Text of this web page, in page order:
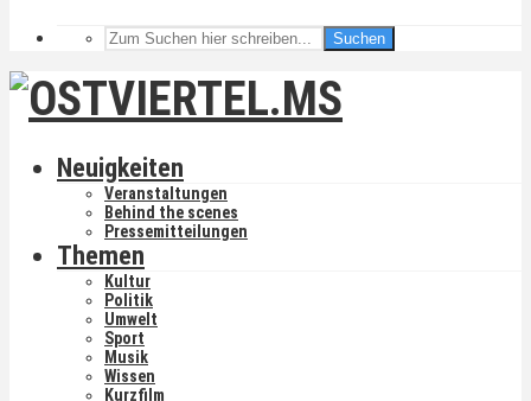
Suchen
Neuigkeiten
Veranstaltungen
Behind the scenes
Pressemitteilungen
Themen
Kultur
Politik
Umwelt
Sport
Musik
Wissen
Kurzfilm